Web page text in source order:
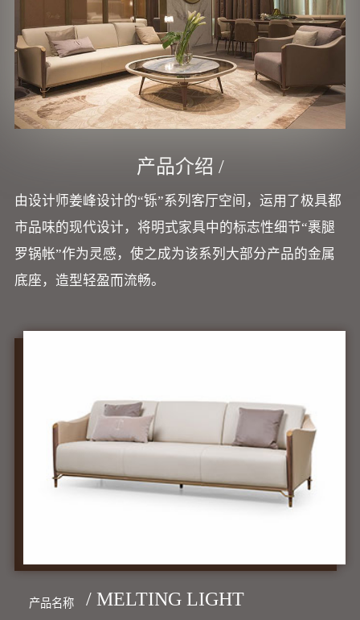
产品介绍 /
由设计师姜峰设计的“铄”系列客厅空间，运用了极具都
市品味的现代设计，将明式家具中的标志性细节“裹腿
罗锅帐”作为灵感，使之成为该系列大部分产品的金属
底座，造型轻盈而流畅。
产品名称 / MELTING LIGHT